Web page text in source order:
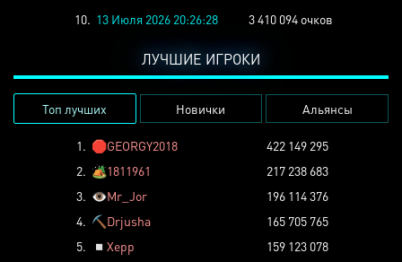
10. 13 Июля 2026 20:26:28 3 410 094 очков
ЛУЧШИЕ ИГРОКИ
Топ лучших Новички Альянсы
1. 🛑GEORGY2018
422 149 295
2. 🏕️1811961
217 238 683
3. 👁️Mr_Jor
196 114 376
4. ⛏️ Drjusha
165 705 765
5.
◽ Xepp
159 123 078